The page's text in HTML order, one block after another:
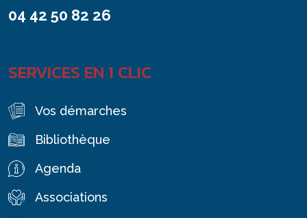
04 42 50 82 26
SERVICES EN 1 CLIC
Vos démarches
Bibliothèque
Agenda
Associations